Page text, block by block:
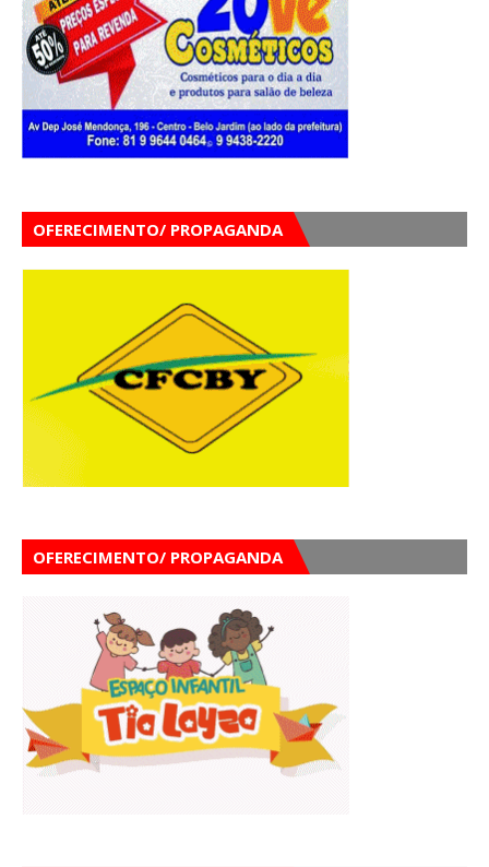
OFERECIMENTO/ PROPAGANDA
OFERECIMENTO/ PROPAGANDA